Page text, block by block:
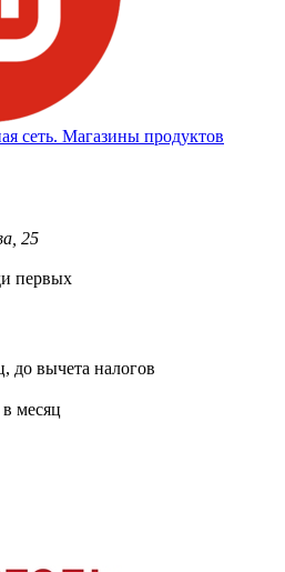
сеть. Магазины продуктов
25
первых
до вычета налогов
месяц